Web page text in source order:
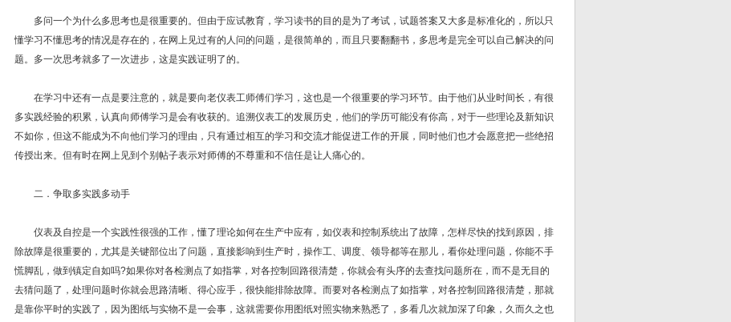
多问一个为什么多思考也是很重要的。但由于应试教育，学习读书的目的是为了考试，试题答案又大多是标准化的，所以只
懂学习不懂思考的情况是存在的，在网上见过有的人问的问题，是很简单的，而且只要翻翻书，多思考是完全可以自己解决的问
题。多一次思考就多了一次进步，这是实践证明了的。
在学习中还有一点是要注意的，就是要向老仪表工师傅们学习，这也是一个很重要的学习环节。由于他们从业时间长，有很
多实践经验的积累，认真向师傅学习是会有收获的。追溯仪表工的发展历史，他们的学历可能没有你高，对于一些理论及新知识
不如你，但这不能成为不向他们学习的理由，只有通过相互的学习和交流才能促进工作的开展，同时他们也才会愿意把一些绝招
传授出来。但有时在网上见到个别帖子表示对师傅的不尊重和不信任是让人痛心的。
二．争取多实践多动手
仪表及自控是一个实践性很强的工作，懂了理论如何在生产中应有，如仪表和控制系统出了故障，怎样尽快的找到原因，排
除故障是很重要的，尤其是关键部位出了问题，直接影响到生产时，操作工、调度、领导都等在那儿，看你处理问题，你能不手
慌脚乱，做到镇定自如吗?如果你对各检测点了如指掌，对各控制回路很清楚，你就会有头序的去查找问题所在，而不是无目的
去猜问题了，处理问题时你就会思路清晰、得心应手，很快能排除故障。而要对各检测点了如指掌，对各控制回路很清楚，那就
是靠你平时的实践了，因为图纸与实物不是一会事，这就需要你用图纸对照实物来熟悉了，多看几次就加深了印象，久而久之也